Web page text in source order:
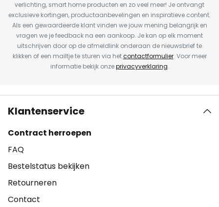
verlichting, smart home producten en zo veel meer! Je ontvangt
exclusieve kortingen, productaanbevelingen en inspiratieve content.
Als een gewaardeerde klant vinden we jouw mening belangrijk en
vragen we je feedback na een aankoop. Je kan op elk moment
uitschrijven door op de afmeldlink onderaan de nieuwsbrief te
klikken of een mailtje te sturen via hetcontactformulier. Voor meer
informatie bekijk onzeprivacyverklaring.
Klantenservice
Contract herroepen
FAQ
Bestelstatus bekijken
Retourneren
Contact